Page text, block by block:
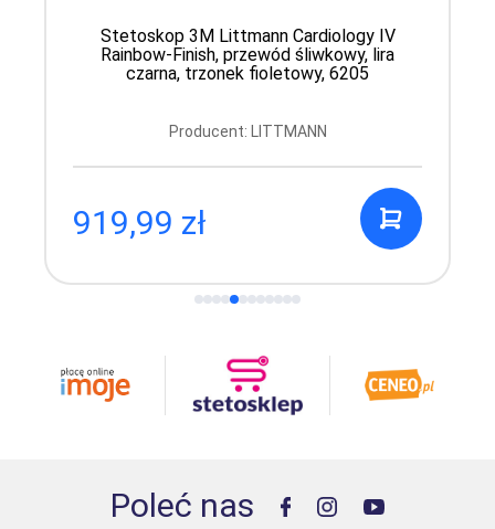
Stetoskop 3M Littmann Cardiology IV
Rainbow-Finish, przewód śliwkowy, lira
czarna, trzonek fioletowy, 6205
Producent: LITTMANN
919,99 zł
Poleć nas